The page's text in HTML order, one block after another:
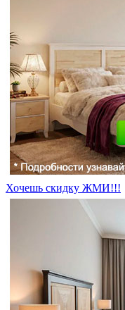
Хочешь скидку ЖМИ!!!